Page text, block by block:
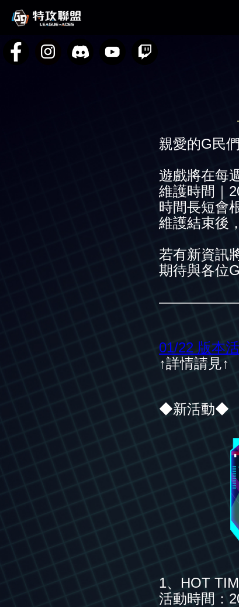
親愛的G民們
遊戲將在每
維護時間｜
時間長短會
維護結束後
若有新資訊
期待與各位
01/22 版本
↑詳情請見↑
◆新活動◆
1、HOT
活動時間：